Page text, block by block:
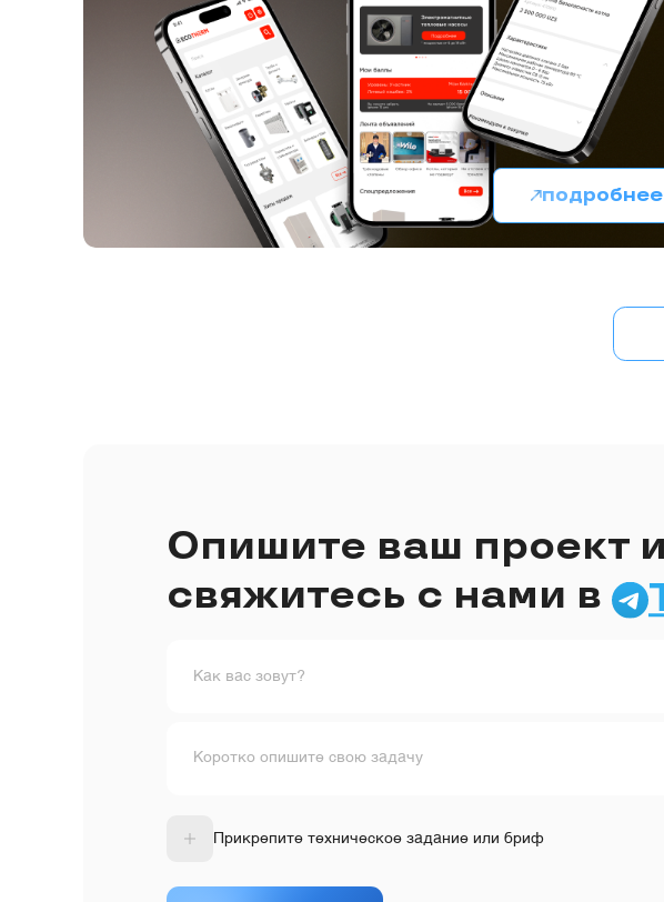
подробнее
Опишите ваш проект
свяжитесь с нами в
Как вас зовут?
Коротко опишите свою задачу
Прикрепите техническое задание или бриф